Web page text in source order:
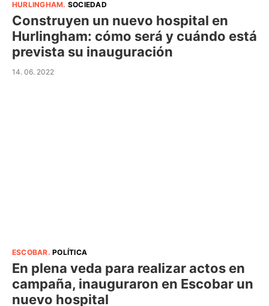
HURLINGHAM. SOCIEDAD
Construyen un nuevo hospital en
Hurlingham: cómo será y cuándo está
prevista su inauguración
14. 06. 2022
ESCOBAR.POLÍTICA
En plena veda para realizar actos en
campaña, inauguraron en Escobar un
nuevo hospital